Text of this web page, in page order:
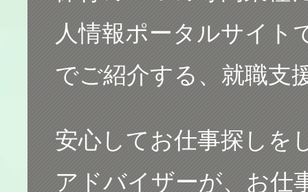
人情報ポータルサイト
でご紹介する、就職支
安心してお仕事探しを
アドバイザーが、お仕